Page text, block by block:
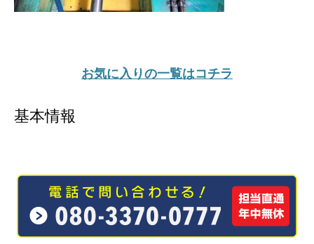
お気に入りの一覧はコチラ
基本情報